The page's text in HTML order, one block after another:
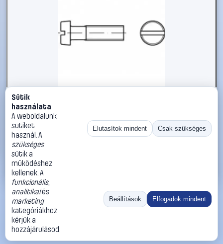
#1794938
TOOLCRAFT TO-5384814 hengeres fejű csavar M4 35 mm
egyeneshornyú ISO 1207 1000 db
TOOLCRAFT Metrikus csavarok
14 990 Ft
Kosárba
«
Ugrás:
Méret:
Rendezés:
©2026
ThermoScope
ÁSZF
Cégbemutató
Sütik
használata
A weboldalunk
sütiket
használ. A
szükséges
sütik a
működéshez
kellenek. A
funkcionális,
analitikaiés
marketing
kategóriákhoz
kérjük a
hozzájárulásod.
Elutasítok mindent Csak szükséges
Beállítások Elfogadok mindent